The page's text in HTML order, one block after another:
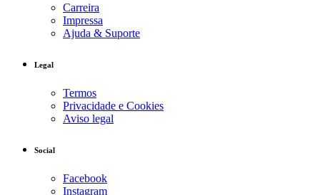
Carreira
Impressa
Ajuda & Suporte
Legal
Termos
Privacidade e Cookies
Aviso legal
Social
Facebook
Instagram